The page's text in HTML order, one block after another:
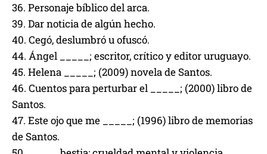
36. Personaje bíblico del arca.
39. Dar noticia de algún hecho.
40. Cegó, deslumbró u ofuscó.
44. Ángel _____; escritor, crítico y editor uruguayo.
45. Helena _____; (2009) novela de Santos.
46. Cuentos para perturbar el _____; (2000) libro de
Santos.
47. Este ojo que me _____; (1996) libro de memorias
de Santos.